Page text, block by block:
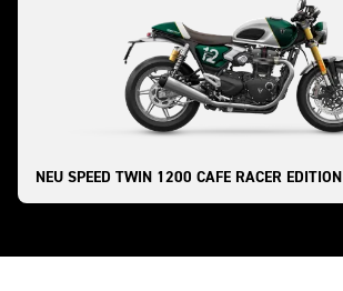
NEU SPEED TWIN 1200 CAFE RACER EDITION